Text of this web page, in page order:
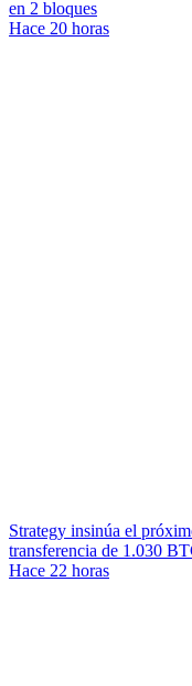
en 2 bloques
Hace 20 horas
Strategy insinúa el
transferencia de 1.030
Hace 22 horas